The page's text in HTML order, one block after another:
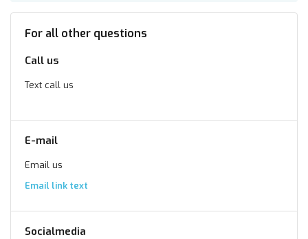
For all other questions
Call us
Text call us
E-mail
Email us
Email link text
Socialmedia